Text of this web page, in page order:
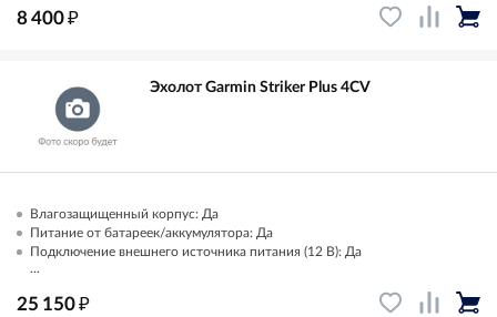
8 400₽
Эхолот Garmin Striker Plus 4CV
Влагозащищенный корпус: Да
Питание от батареек/аккумулятора: Да
Подключение внешнего источника питания (12 В): Да
...
25 150₽